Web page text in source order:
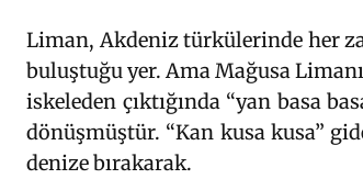
Liman, Akdeniz türkülerinde her
buluştuğu yer. Ama Mağusa
iskeleden çıktığında “yan basa
dönüşmüştür. “Kan kusa kusa”
denize bırakarak.